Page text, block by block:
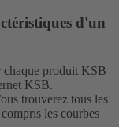
d'un
chaque produit KSB
KSB.
trouverez tous les
les courbes